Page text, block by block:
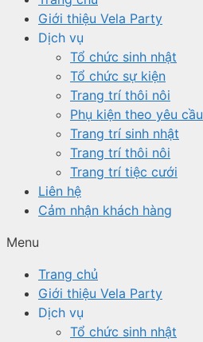
Giới thiệu Vela Party
Dịch vụ
Tổ chức sinh nhật
Tổ chức sự kiện
Trang trí thôi nôi
Phụ kiện theo yêu cầu
Trang trí sinh nhật
Trang trí thôi nôi
Trang trí tiệc cưới
Liên hệ
Cảm nhận khách hàng
Menu
Trang chủ
Giới thiệu Vela Party
Dịch vụ
Tổ chức sinh nhật